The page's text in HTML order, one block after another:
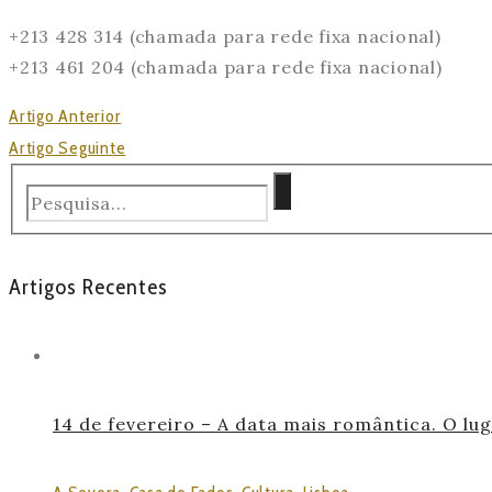
+213 428 314 (chamada para rede fixa nacional)
+213 461 204 (chamada para rede fixa nacional)
Artigo Anterior
Artigo Seguinte
Artigos Recentes
14 de fevereiro – A data mais romântica. O